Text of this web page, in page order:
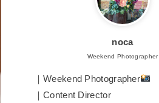
noca
Weekend Photographer
｜Weekend Photographer
｜Content Director